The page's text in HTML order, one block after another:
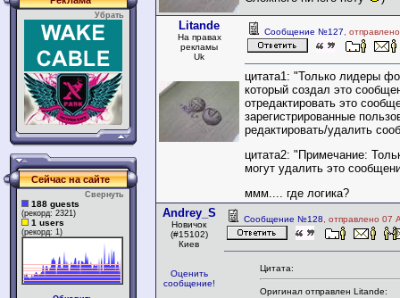
Убрать
Сейчас на сайте
Свернуть
188 guests
(рекорд: 2321)
1 users
(рекорд: 1)
Litande
На правах
рекламы
Uk
Сообщение №127 ,
цитата1: "Только лидеры
который создал это
отредактировать это
зарегистрированные
редактировать/удалить
цитата2: "Примечание:
могут удалить это
ммм.... где логика?
Andrey_S
Новичок
(#15102)
Киев
Оценить
сообщение!
Сообщение №128 , отправлено 07
Цитата:
Оригинал отправлен Litande: